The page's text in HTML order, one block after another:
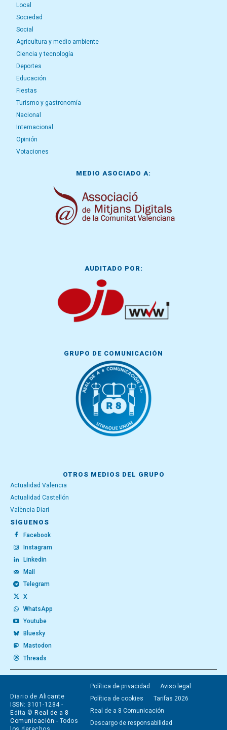
Local
Sociedad
Social
Agricultura y medio ambiente
Ciencia y tecnología
Deportes
Educación
Fiestas
Turismo y gastronomía
Nacional
Internacional
Opinión
Votaciones
MEDIO ASOCIADO A:
AUDITADO POR:
GRUPO DE COMUNICACIÓN
OTROS MEDIOS DEL GRUPO
Actualidad Valencia
Actualidad Castellón
València Diari
SÍGUENOS
Facebook
Instagram
Linkedin
Mail
Telegram
X
WhatsApp
Youtube
Bluesky
Mastodon
Threads
Diario de Alicante
ISSN: 3101-1284 -
Edita © Real de a 8
Comunicación - Todos
Política de privacidad
Aviso legal
Política de cookies
Tarifas 2026
Real de a 8 Comunicación
Descargo de responsabilidad